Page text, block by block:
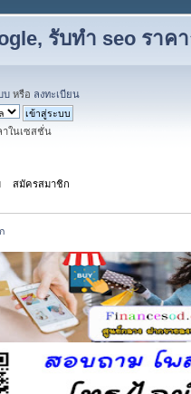
รับทำ seo ราค
บ หรือ ลงทะเบียน
าในเซสชั่น
สมัครสมาชิก